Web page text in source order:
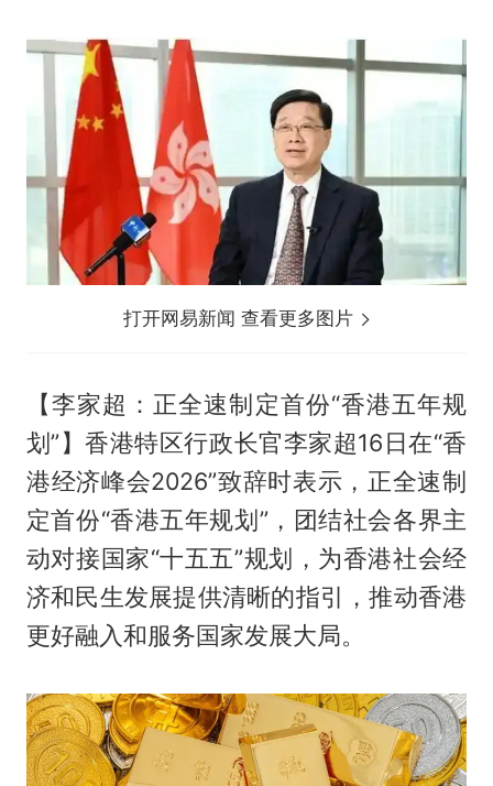
打开网易新闻 查看更多图片
【李家超：正全速制定首份“香港五年规
划”】香港特区行政长官李家超16日在“香
港经济峰会2026”致辞时表示，正全速制
定首份“香港五年规划”，团结社会各界主
动对接国家“十五五”规划，为香港社会经
济和民生发展提供清晰的指引，推动香港
更好融入和服务国家发展大局。